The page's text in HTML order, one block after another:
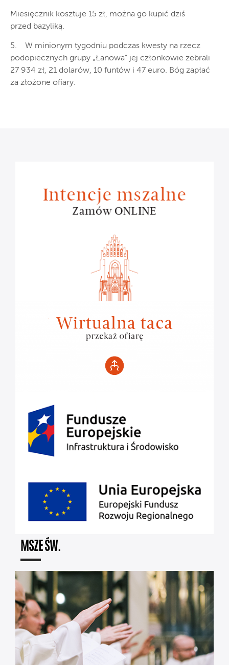
Miesięcznik kosztuje 15 zł, można go kupić dziś
przed bazyliką.
5. W minionym tygodniu podczas kwesty na rzecz
podopiecznych grupy „Łanowa” jej członkowie zebrali
27 934 zł, 21 dolarów, 10 funtów i 47 euro. Bóg zapłać
za złożone ofiary.
MSZE ŚW.